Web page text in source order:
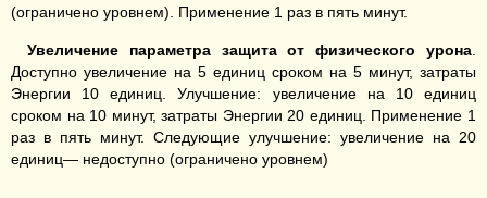
(ограничено уровнем). Применение 1 раз в пять минут.
Увеличение параметра защита отфизическогоурона
Доступно увеличение на 5 единиц сроком на 5 минут, затраты
Энергии 10 единиц. Улучшение: увеличение на 10 единиц
сроком на 10 минут, затраты Энергии 20 единиц. Применение 1
раз в пять минут. Следующие улучшение: увеличение на 20
единиц— недоступно (ограничено уровнем)